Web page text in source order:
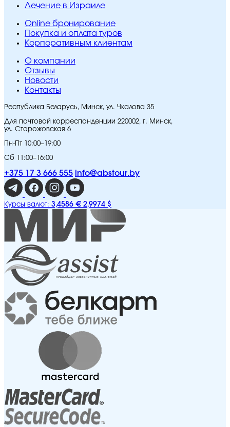
Лечение в Израиле
Online бронирование
Покупка и оплата туров
Корпоративным клиентам
O компании
Отзывы
Новости
Контакты
Республика Беларусь, Минск, ул. Чкалова 35
Для почтовой корреспонденции 220002, г. Минск,
ул. Сторожовская 6
Пн-Пт 10:00–19:00
Сб 11:00–16:00
+375 17 3 666 555 info@abstour.by
Курсы валют: 3,4586 € 2,9974 $